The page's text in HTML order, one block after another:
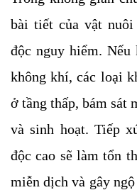
bài tiết của vật
độc nguy hiểm. Nếu
không khí, các loại
ở tầng thấp, bám sát
và sinh hoạt. Tiếp
độc cao sẽ làm tổn
miễn dịch và gây